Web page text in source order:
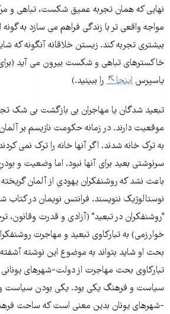
نهایى که همان تجربه عمیق شکست، تباهى و
مواجه واقعى تر با زندگى فراهم مى سازد به گونه
بیشترى تجربه کند. زیستن خلاقانه آنگونه که
خاکسترهاى تباهى و شکست بیرون مى آید (براى
یاسپرس اینجا را ببینید.)
تبعید شدگان یا مهاجران بى بازگشت بى شک
موقعیت دارند. در زمانه حکومت نازیسم بر
به ترک خانه شدند. اگر آنها خانه را ترک نمى
سرنوشتى بعید براى آنها نبود. اما وضعیت و
باعث نشد که روشنفکران یهودىِ از آلمان
نوستالوژیک ننویسند. فرانتس نویمان در
"روشنفکران در تبعید" (آزادى و قدرت وقانون،
خوارزمى) به تبارکاوى تبعید و مهاجرت
بحث او شاید بتواند به موضوع این نوشته
تبارکاوى بحث مهاجرت از دولت-شهرهای یونانی
سیاست و فرهنگ یکى بود. یکى بودن سیاست
-شهرهاى یونان بدین معنى است که ساحت